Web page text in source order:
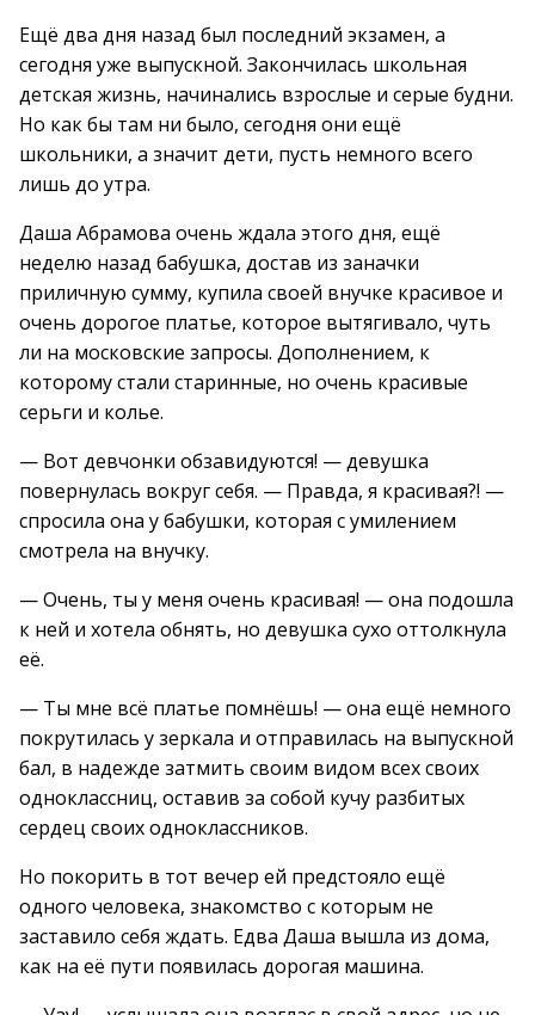
Ещё два дня назад был последний экзамен, а
сегодня уже выпускной. Закончилась школьная
детская жизнь, начинались взрослые и серые будни.
Но как бы там ни было, сегодня они ещё
школьники, а значит дети, пусть немного всего
лишь до утра.
Даша Абрамова очень ждала этого дня, ещё
неделю назад бабушка, достав из заначки
приличную сумму, купила своей внучке красивое и
очень дорогое платье, которое вытягивало, чуть
ли на московские запросы. Дополнением, к
которому стали старинные, но очень красивые
серьги и колье.
— Вот девчонки обзавидуются! — девушка
повернулась вокруг себя. — Правда, я красивая?! —
спросила она у бабушки, которая с умилением
смотрела на внучку.
— Очень, ты у меня очень красивая! — она подошла
к ней и хотела обнять, но девушка сухо оттолкнула
её.
— Ты мне всё платье помнёшь! — она ещё немного
покрутилась у зеркала и отправилась на выпускной
бал, в надежде затмить своим видом всех своих
одноклассниц, оставив за собой кучу разбитых
сердец своих одноклассников.
Но покорить в тот вечер ей предстояло ещё
одного человека, знакомство с которым не
заставило себя ждать. Едва Даша вышла из дома,
как на её пути появилась дорогая машина.